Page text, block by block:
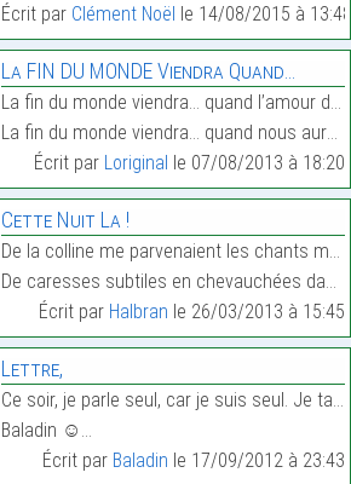
Écrit par Clément Noël le 14/08/2015 à 13:48
La FIN DU MONDE Viendra Quand…
La fin du monde viendra… quand l’amour disparaîtra
La fin du monde viendra… quand nous aurons tué tou…
Écrit par Loriginal le 07/08/2013 à 18:20
Cette Nuit La !
De la colline me parvenaient les chants mêlés du v
De caresses subtiles en chevauchées dantesques, le…
Écrit par Halbran le 26/03/2013 à 15:45
Lettre,
Ce soir, je parle seul, car je suis seul. Je tarde
Baladin ☺…
Écrit par Baladin le 17/09/2012 à 23:43